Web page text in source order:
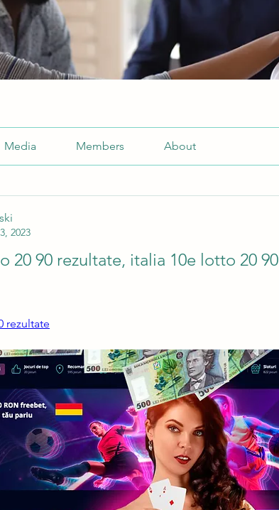
Media Members About
2023
20 90 rezultate, italia 10e lotto 20 90
rezultate